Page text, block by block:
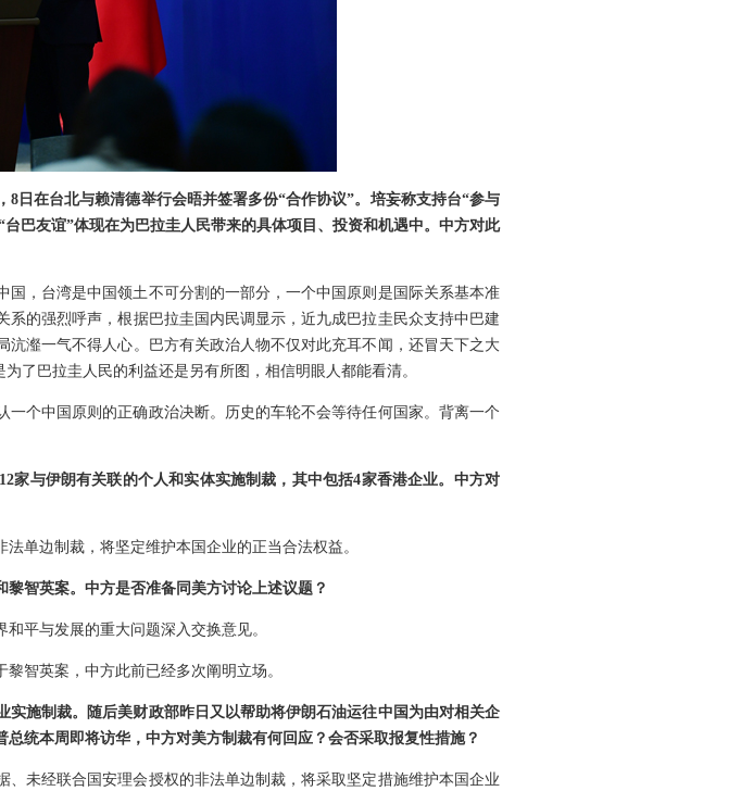
8日在台北与赖清德举行会晤并签署多份“合作协议”。培妄称支持台“参与
巴友谊”体现在为巴拉圭人民带来的具体项目、投资和机遇中。中方对此
，台湾是中国领土不可分割的一部分，一个中国原则是国际关系基本准
的强烈呼声，根据巴拉圭国内民调显示，近九成巴拉圭民众支持中巴建
瀣一气不得人心。巴方有关政治人物不仅对此充耳不闻，还冒天下之大
了巴拉圭人民的利益还是另有所图，相信明眼人都能看清。
个中国原则的正确政治决断。历史的车轮不会等待任何国家。背离一个
家与伊朗有关联的个人和实体实施制裁，其中包括4家香港企业。中方对
单边制裁，将坚定维护本国企业的正当合法权益。
智英案。中方是否准备同美方讨论上述议题？
平与发展的重大问题深入交换意见。
智英案，中方此前已经多次阐明立场。
施制裁。随后美财政部昨日又以帮助将伊朗石油运往中国为由对相关企
统本周即将访华，中方对美方制裁有何回应？会否采取报复性措施？
未经联合国安理会授权的非法单边制裁，将采取坚定措施维护本国企业